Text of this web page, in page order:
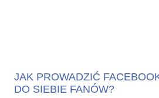
JAK PROWADZIĆ
DO SIEBIE FANÓW?